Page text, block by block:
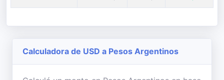
Calculadora de USD a Pesos Argentinos